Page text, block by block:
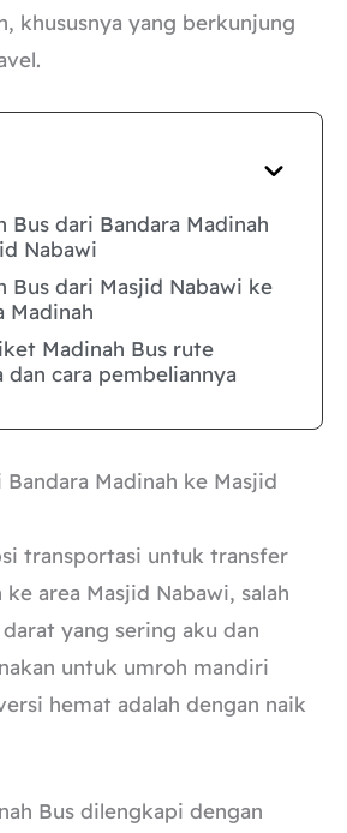
khususnya yang berkunjung
Bus dari Bandara Madinah
Nabawi
Bus dari Masjid Nabawi ke
Madinah
Madinah Bus rute
dan cara pembeliannya
Bandara Madinah ke Masjid
transportasi untuk transfer
ke area Masjid Nabawi, salah
yang sering aku dan
untuk umroh mandiri
hemat adalah dengan naik
Bus dilengkapi dengan